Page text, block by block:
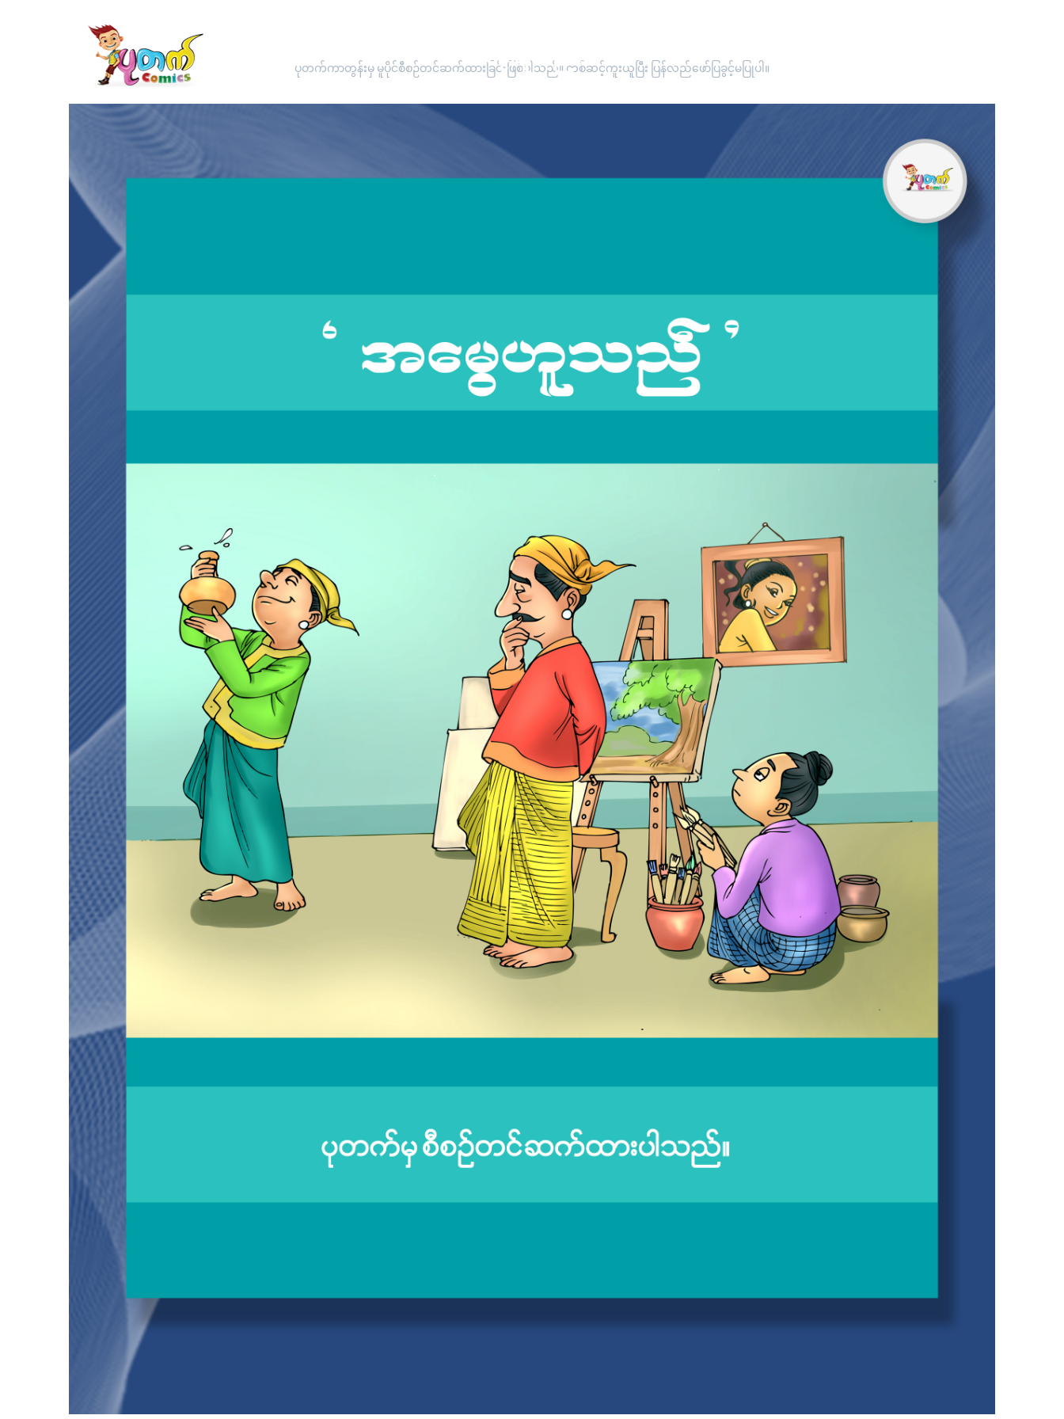
""အမွေဟူသည်...""
ပုတက်ကာတွန်းမှ မူပိုင်စီစဉ်တင်ဆက်ထားခြင်းဖြစ်ပါသည်။ တစ်ဆင့်ကူးယူပြီး ပြန်လည်ဖော်ပြခွင့်မပြုပါ။